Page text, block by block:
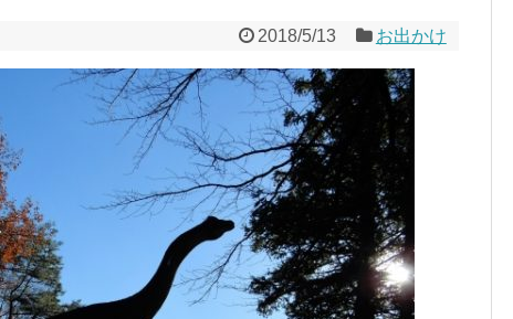
2018/5/13 お出かけ